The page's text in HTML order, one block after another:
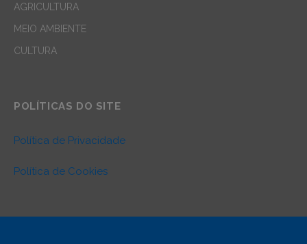
AGRICULTURA
MEIO AMBIENTE
CULTURA
POLÍTICAS DO SITE
Política de Privacidade
Política de Cookies